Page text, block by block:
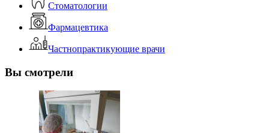
Стоматологии
Фармацевтика
Частнопрактикующие врачи
Вы смотрели